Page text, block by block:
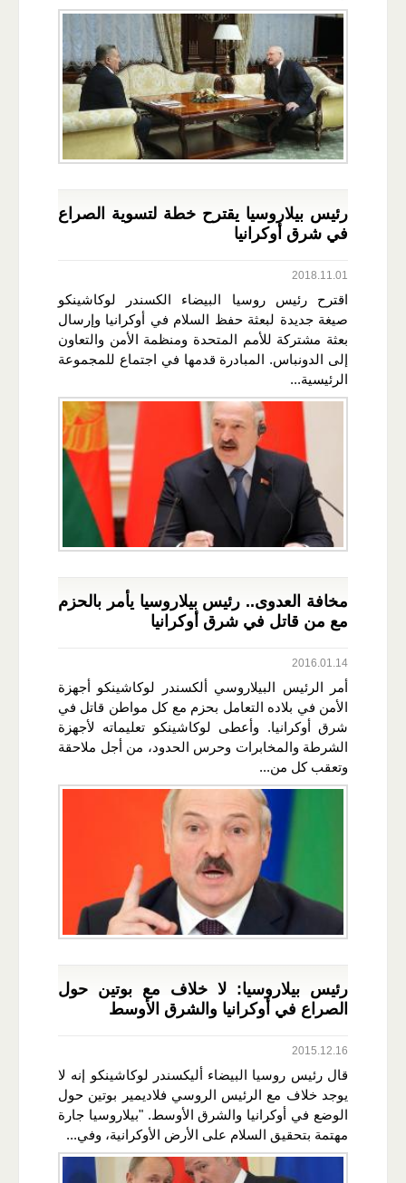
رئيس بيلاروسيا يقترح خطة لتسوية الصراع
في شرق أوكرانيا
2018.11.01
اقترح رئيس روسيا البيضاء الكسندر لوكاشينكو
صيغة جديدة لبعثة حفظ السلام في أوكرانيا وإرسال
بعثة مشتركة للأمم المتحدة ومنظمة الأمن والتعاون
إلى الدونباس. المبادرة قدمها في اجتماع للمجموعة
الرئيسية...
مخافة العدوى.. رئيس بيلاروسيا يأمر بالحزم
مع من قاتل في شرق أوكرانيا
2016.01.14
أمر الرئيس البيلاروسي ألكسندر لوكاشينكو أجهزة
الأمن في بلاده التعامل بحزم مع كل مواطن قاتل في
شرق أوكرانيا. وأعطى لوكاشينكو تعليماته لأجهزة
الشرطة والمخابرات وحرس الحدود، من أجل ملاحقة
وتعقب كل من...
رئيس بيلاروسيا: لا خلاف مع بوتين حول
الصراع في أوكرانيا والشرق الأوسط
2015.12.16
قال رئيس روسيا البيضاء أليكسندر لوكاشينكو إنه لا
يوجد خلاف مع الرئيس الروسي فلاديمير بوتين حول
الوضع في أوكرانيا والشرق الأوسط. "بيلاروسيا جارة
مهتمة بتحقيق السلام على الأرض الأوكرانية، وفي...